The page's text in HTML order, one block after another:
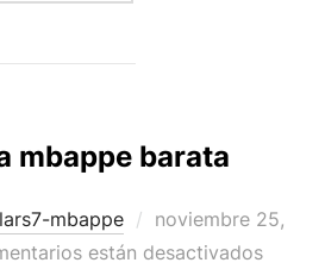
mbappe barata
lars7-mbappe
Publicado
el
noviembre 25,
están desactivados